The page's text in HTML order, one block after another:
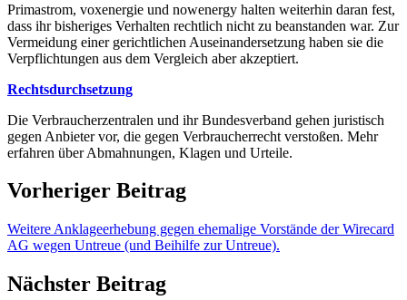
Primastrom, voxenergie und nowenergy halten weiterhin daran fest,
dass ihr bisheriges Verhalten rechtlich nicht zu beanstanden war. Zur
Vermeidung einer gerichtlichen Auseinandersetzung haben sie die
Verpflichtungen aus dem Vergleich aber akzeptiert.
Rechtsdurchsetzung
Die Verbraucherzentralen und ihr Bundesverband gehen juristisch
gegen Anbieter vor, die gegen Verbraucherrecht verstoßen. Mehr
erfahren über Abmahnungen, Klagen und Urteile.
Vorheriger Beitrag
Weitere Anklageerhebung gegen ehemalige Vorstände der Wirecard
AG wegen Untreue (und Beihilfe zur Untreue).
Nächster Beitrag